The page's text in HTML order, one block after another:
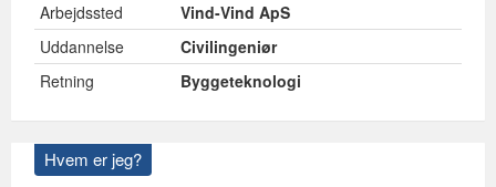
Arbejdssted
Vind-Vind ApS
Uddannelse
Civilingeniør
Retning
Byggeteknologi
Hvem er jeg?